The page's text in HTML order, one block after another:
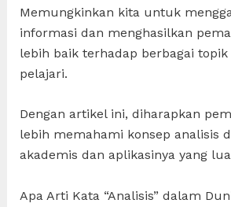
Memungkinkan kita untuk
informasi dan menghasilkan
lebih baik terhadap berbagai topik
pelajari.
Dengan artikel ini, diharapkan
lebih memahami konsep analisis
akademis dan aplikasinya yang
Apa Arti Kata “Analisis” dalam